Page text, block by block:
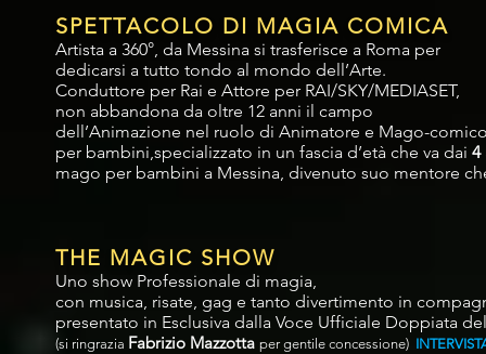
SPETTACOLO DI MAGIA COMICA
Artista a 360°, da Messina si trasferisce a Roma per
dedicarsi a tutto tondo al mondo dell’Arte.
Conduttore per Rai e Attore per RAI/SKY/MEDIASET,
non abbandona da oltre 12 anni il campo
dell’Animazione nel ruolo di Animatore e Mago-
per bambini,specializzato in un fascia d’età che va dai 4
mago per bambini a Messina, divenuto suo mentore
THE MAGIC SHOW
Uno show Professionale di magia,
con musica, risate, gag e tanto divertimento in
presentato in Esclusiva dalla Voce Ufficiale Doppiata
(si ringrazia Fabrizio Mazzotta per gentile concessione)